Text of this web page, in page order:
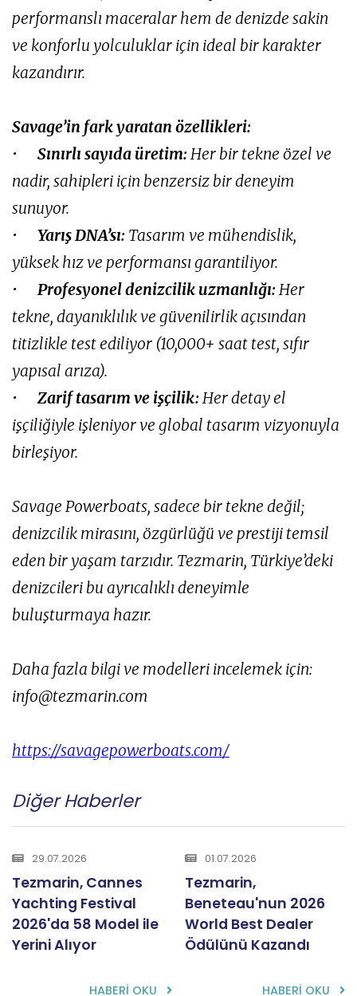
performanslı maceralar hem de denizde sakin
ve konforlu yolculuklar için ideal bir karakter
kazandırır.
Savage’in fark yaratan özellikleri:
•
Sınırlı sayıda üretim:Her bir tekne özel ve
nadir, sahipleri için benzersiz bir deneyim
sunuyor.
•
Yarış DNA’sı: Tasarım ve mühendislik,
yüksek hız ve performansı garantiliyor.
•
Profesyonel denizcilik uzmanlığı:Her
tekne, dayanıklılık ve güvenilirlik açısından
titizlikle test ediliyor (10,000+ saat test, sıfır
yapısal arıza).
•
Zarif tasarım ve işçilik:Her detay el
işçiliğiyle işleniyor ve global tasarım vizyonuyla
birleşiyor.
Savage Powerboats, sadece bir tekne değil;
denizcilik mirasını, özgürlüğü ve prestiji temsil
eden bir yaşam tarzıdır. Tezmarin, Türkiye’deki
denizcileri bu ayrıcalıklı deneyimle
buluşturmaya hazır.
Daha fazla bilgi ve modelleri incelemek için:
info@tezmarin.com
https://savagepowerboats.com/
Diğer Haberler
29.07.2026
Tezmarin, Cannes
Yachting Festival
2026'da 58 Model ile
Yerini Alıyor
HABERİ OKU
01.07.2026
Tezmarin,
Beneteau'nun 2026
World Best Dealer
Ödülünü Kazandı
HABERİ OKU